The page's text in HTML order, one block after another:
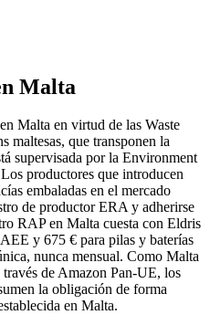
Malta
Malta en virtud de las Waste
maltesas, que transponen la
supervisada por la Environment
productores que introducen
embaladas en el mercado
de productor ERA y adherirse
RAP en Malta cuesta con Eldris
y 675 € para pilas y baterías
nunca mensual. Como Malta
través de Amazon Pan-UE, los
la obligación de forma
en Malta.